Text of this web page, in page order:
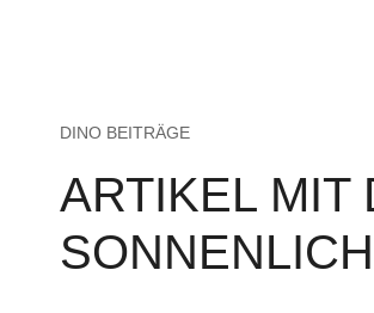
DINO BEITRÄGE
ARTIKEL MIT